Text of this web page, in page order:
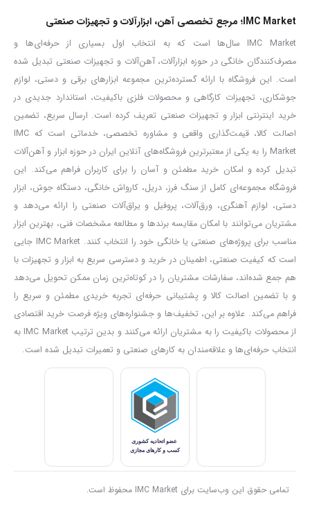
رسد توان موتور و قدرت آن است و اینکه آرمیچر و بلبرینگ های آن دارای
سیم پیچی ۱۰۰% مس و ضد غبار باشند تا در نهایت مینی فرز بتواند با
بهترین کیفیت کار کند.مینی سنگ فرز آروا مدل ۵۵۵۵
دارای موتور با
۱۰۰ مس بوده که القای مغناطیسی را به خوبی انجام می دهد و همچنین
بلبرینگ های این ابزار برقی صنعتی و ضد غبار است که در نهایت این
عوامل تاثیر گذار موجب افزایش طول عمر دستگاه می شوند. مشخصات
موتور می تواند یکی از ویژگی های مهم برای انتخاب و خرید مینی فرز
برای برش دادن متریال های مختلف از جمله فلز و سنگ در ضخامت های
مختلف و همچنین برای ساب زنی آنها نیاز داریم که سرعت بالایی در اختیار
داشته باشیم.مینی فرز مدل ۵۵۵۵
دارای سرعت بی باری ۱۲۰۰۰ دور بر
دقیقه است بنابراین می توانیم سرعت بالایی را با آن تجربه کنیم. کیفیت
برش و انجام دادن حجم زیادی از کارها در مدت زمان کم مزیت مهمی
است که این ابزار در اختیار ما می گذارد و باعث موفقیت در کارها می
شود. همانطور که یکی از کاربردهای مینی فرز ساب زنی است ما می توانیم
با سرعت زیاد انواع سطوح خش دار و ناهموار را صاف کنیم.
برای برشکاری به وسیله مینی فرز به یک
که دارای انواع مختلف گرانیت بر، سرامیک بر، استیل بر و… است. بنابراین
IMC Market؛ مرجع تخصصی آهن، ابزارآلات و تجهیزات صنعتی
IMC Market سال‌ها است که به انتخاب اول بسیاری از حرفه‌ای‌ها و
مصرف‌کنندگان خانگی در حوزه ابزارآلات، آهن‌آلات و تجهیزات صنعتی تبدیل شده
است. این فروشگاه با ارائه گسترده‌ترین مجموعه ابزارهای برقی و دستی، لوازم
جوشکاری، تجهیزات کارگاهی و محصولات فلزی باکیفیت، استاندارد جدیدی در
خرید اینترنتی ابزار و تجهیزات صنعتی تعریف کرده است. ارسال سریع، تضمین
اصالت کالا، قیمت‌گذاری واقعی و مشاوره تخصصی، خدماتی است که IMC
Market را به یکی از معتبرترین فروشگاه‌های آنلاین ایران در حوزه ابزار و آهن‌آلات
تبدیل کرده و امکان خرید مطمئن و آسان را برای کاربران فراهم می‌کند. این
فروشگاه مجموعه‌ای کامل از سنگ فرز، دریل، کارواش خانگی، دستگاه جوش، ابزار
دستی، لوازم آهنگری، ورق‌آلات، پروفیل و یراق‌آلات صنعتی را ارائه می‌دهد و
مشتریان می‌توانند با امکان مقایسه برندها و مطالعه مشخصات فنی، بهترین ابزار
مناسب برای پروژه‌های صنعتی یا خانگی خود را انتخاب کنند. IMC Market جایی
است که کیفیت صنعتی، اطمینان در خرید و دسترسی سریع به ابزار و تجهیزات با
هم جمع شده‌اند، سفارشات مشتریان را در کوتاه‌ترین زمان ممکن تحویل می‌دهد
و با تضمین اصالت کالا و پشتیبانی حرفه‌ای تجربه خریدی مطمئن و سریع را
فراهم می‌کند. علاوه بر این، تخفیف‌ها و جشنواره‌های ویژه فرصت خرید اقتصادی
از محصولات باکیفیت را به مشتریان ارائه می‌کنند و بدین ترتیب IMC Market به
انتخاب حرفه‌ای‌ها و علاقه‌مندان به کارهای صنعتی و تعمیرات تبدیل شده است.
تمامی حقوق این وب‌سایت برای IMC Market محفوظ است.